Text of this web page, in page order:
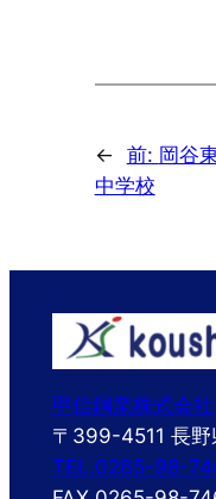
← 前: 岡谷
中学校
甲信鋼業株式会社
〒399-4511 長
TEL.0265-98-